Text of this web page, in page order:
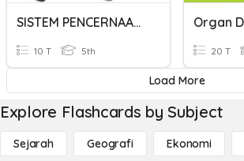
SISTEM PENCERNAAN PADA HEWAN DAN MANUSIA
10 T 5th 20 T
Load More
Explore Flashcards by Subject
Sejarah Geografi Ekonomi